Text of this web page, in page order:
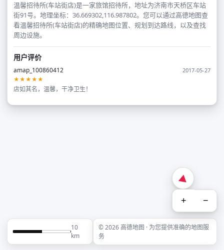
温馨招待所(车站街店)是一家旅馆招待所，地址为济南市天桥区车站
街91号。地理坐标：36.669302,116.987802。您可以通过高德地图查
看温馨招待所(车站街店)的精确地图位置、规划到达路线，以及查找
周边设施。
用户评价
amap_100860412
2017-05-27
★★★★★
店如其名，温馨，干净卫生！
+ −
10
km
© 2026 高德地图 · 为您提供准确的地图服
务